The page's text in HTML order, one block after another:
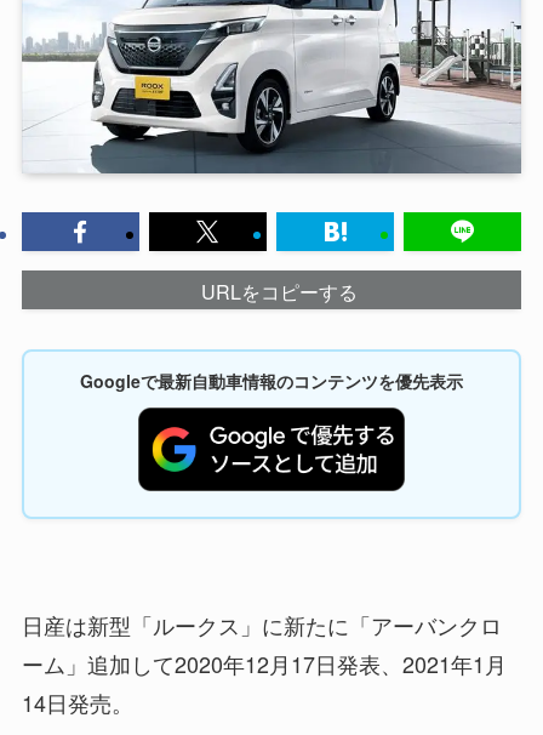
URLをコピーする
Googleで最新自動車情報のコンテンツを優先表示
日産は新型「ルークス」に新たに「アーバンクロ
ーム」追加して2020年12月17日発表、2021年1月
14日発売。